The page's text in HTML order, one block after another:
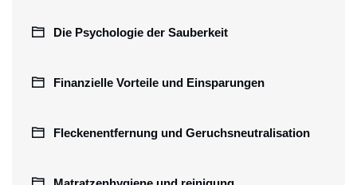
Die Psychologie der Sauberkeit
Finanzielle Vorteile und Einsparungen
Fleckenentfernung und Geruchsneutralisation